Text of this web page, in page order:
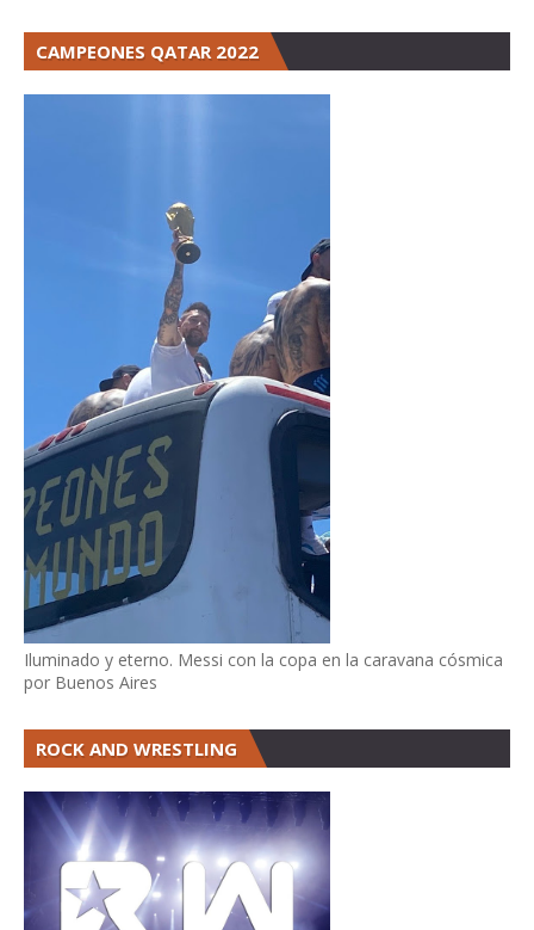
CAMPEONES QATAR 2022
Iluminado y eterno. Messi con la copa en la caravana cósmica
por Buenos Aires
ROCK AND WRESTLING